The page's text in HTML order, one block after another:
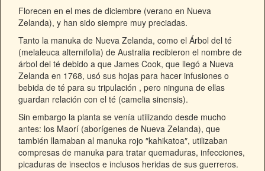
Florecen en el mes de diciembre (verano en Nueva
Zelanda), y han sido siempre muy preciadas.
Tanto la manuka de Nueva Zelanda, como el Árbol del té
(melaleuca alternifolia) de Australia recibieron el nombre de
árbol del té debido a que James Cook, que llegó a Nueva
Zelanda en 1768, usó sus hojas para hacer infusiones o
bebida de té para su tripulación , pero ninguna de ellas
guardan relación con el té (camelia sinensis).
Sin embargo la planta se venía utilizando desde mucho
antes: los Maorí (aborígenes de Nueva Zelanda), que
también llamaban al manuka rojo ″kahikatoa″, utilizaban
compresas de manuka para tratar quemaduras, infecciones,
picaduras de insectos e inclusos heridas de sus guerreros.